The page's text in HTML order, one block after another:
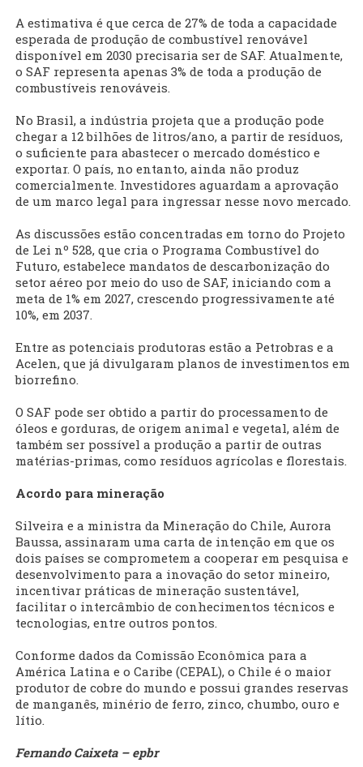
A estimativa é que cerca de 27% de toda a capacidade
esperada de produção de combustível renovável
disponível em 2030 precisaria ser de SAF. Atualmente,
o SAF representa apenas 3% de toda a produção de
combustíveis renováveis.
No Brasil, a indústria projeta que a produção pode
chegar a 12 bilhões de litros/ano, a partir de resíduos,
o suficiente para abastecer o mercado doméstico e
exportar. O país, no entanto, ainda não produz
comercialmente. Investidores aguardam a aprovação
de um marco legal para ingressar nesse novo mercado.
As discussões estão concentradas em torno do Projeto
de Lei nº 528, que cria o Programa Combustível do
Futuro, estabelece mandatos de descarbonização do
setor aéreo por meio do uso de SAF, iniciando com a
meta de 1% em 2027, crescendo progressivamente até
10%, em 2037.
Entre as potenciais produtoras estão a Petrobras e a
Acelen, que já divulgaram planos de investimentos em
biorrefino.
O SAF pode ser obtido a partir do processamento de
óleos e gorduras, de origem animal e vegetal, além de
também ser possível a produção a partir de outras
matérias-primas, como resíduos agrícolas e florestais.
Acordo para mineração
Silveira e a ministra da Mineração do Chile, Aurora
Baussa, assinaram uma carta de intenção em que os
dois países se comprometem a cooperar em pesquisa e
desenvolvimento para a inovação do setor mineiro,
incentivar práticas de mineração sustentável,
facilitar o intercâmbio de conhecimentos técnicos e
tecnologias, entre outros pontos.
Conforme dados da Comissão Econômica para a
América Latina e o Caribe (CEPAL), o Chile é o maior
produtor de cobre do mundo e possui grandes reservas
de manganês, minério de ferro, zinco, chumbo, ouro e
lítio.
Fernando Caixeta – epbr